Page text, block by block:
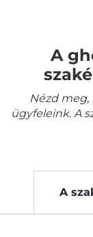
A
Nézd
ügyfeleink. A
A